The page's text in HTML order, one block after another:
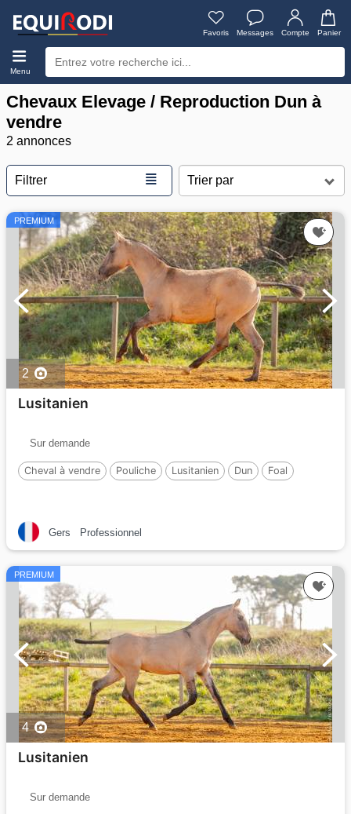
Favoris Messages Compte Panier
Menu
Chevaux Elevage / Reproduction Dun à
vendre
2 annonces
Filtrer ≣
PREMIUM
2
Lusitanien
Sur demande
Cheval à vendre Pouliche Lusitanien Dun Foal
Gers Professionnel
PREMIUM
4
Lusitanien
Sur demande